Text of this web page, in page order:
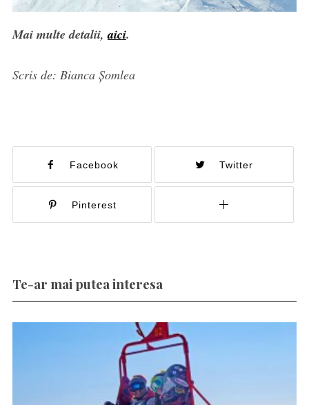
Mai multe detalii,aici.
Scris de: Bianca Șomlea
Facebook Twitter
Pinterest
Te-ar mai putea interesa